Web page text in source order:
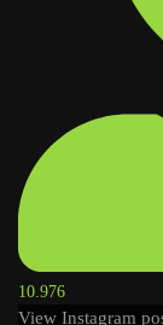
10.976
View Instagram